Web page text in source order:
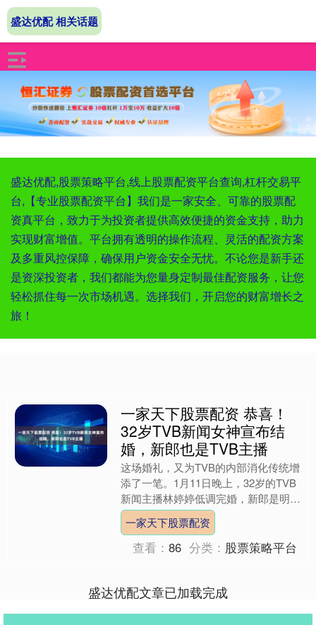
盛达优配,股票策略平台,线上股票配资平台查询,杠杆交易平
台,【专业股票配资平台】我们是一家安全、可靠的股票配
资真平台，致力于为投资者提供高效便捷的资金支持，助力
实现财富增值。平台拥有透明的操作流程、灵活的配资方案
及多重风控保障，确保用户资金安全无忧。不论您是新手还
是资深投资者，我们都能为您量身定制最佳配资服务，让您
轻松抓住每一次市场机遇。选择我们，开启您的财富增长之
旅！
盛达优配 相关话题
一家天下股票配资 恭喜！
32岁TVB新闻女神宣布结
婚，新郎也是TVB主播
这场婚礼，又为TVB的内部消化传统增
添了一笔。1月11日晚上，32岁的TVB
新闻主播林婷婷低调完婚，新郎是明珠
台的男主播李天耀。婚礼照片一流出，
网民的反应倒也不....
一家天下股票配资
查看：86 分类： 股票策略平台
盛达优配文章已加载完成